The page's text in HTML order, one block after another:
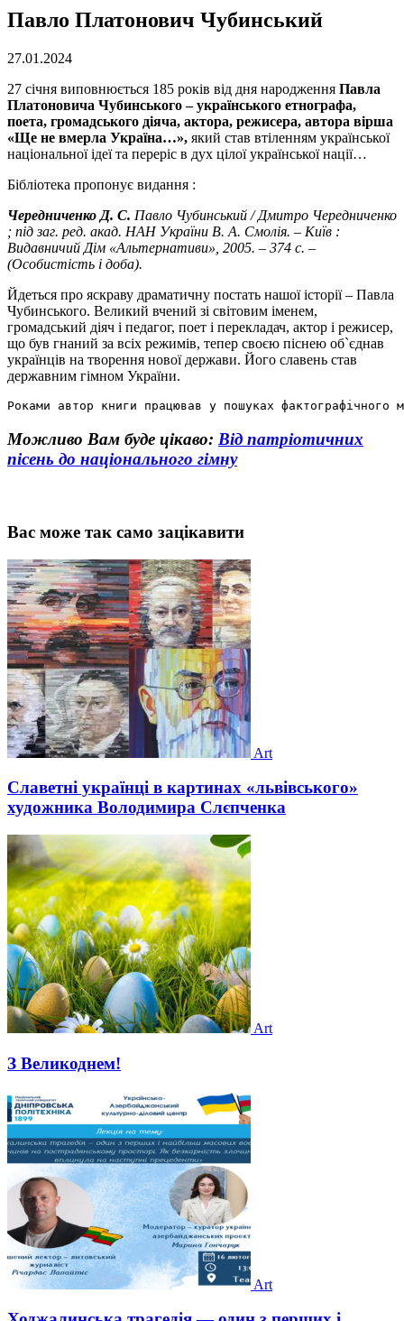
Павло Платонович Чубинський
27.01.2024
27 січня виповнюється 185 років від дня народження Павла
Платоновича Чубинського – українського етнографа,
поета, громадського діяча, актора, режисера, автора вірша
«Ще не вмерла Україна…», який став втіленням української
національної ідеї та переріс в дух цілої української нації…
Бібліотека пропонує видання :
Чередниченко Д. С. Павло Чубинський / Дмитро Чередниченко
; під заг. ред. акад. НАН України В. А. Смолія. – Київ :
Видавничий Дім «Альтернативи», 2005. – 374 с. –
(Особистість і доба).
Йдеться про яскраву драматичну постать нашої історії – Павла
Чубинського. Великий вчений зі світовим іменем,
громадський діяч і педагог, поет і перекладач, актор і режисер,
що був гнаний за всіх режимів, тепер своєю піснею об`єднав
українців на творення нової держави. Його славень став
державним гімном України.
Роками автор книги працював у пошуках
Можливо Вам буде цікаво: Від патріотичних
пісень до національного гімну
Вас може так само зацікавити
Art
Славетні українці в картинах «львівського»
художника Володимира Слєпченка
Art
З Великоднем!
Art